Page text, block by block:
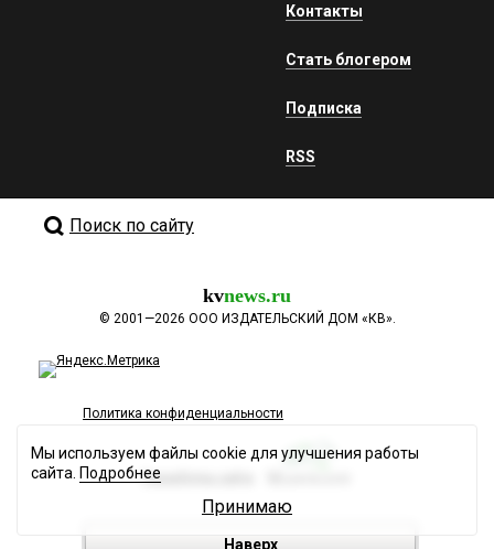
Контакты
Стать блогером
Подписка
RSS
Поиск по сайту
kvnews.ru
© 2001—2026 ООО ИЗДАТЕЛЬСКИЙ ДОМ «КВ».
Политика конфиденциальности
Разработка сайта
Наверх
Мы используем файлы cookie для улучшения работы
сайта. Подробнее
Принимаю